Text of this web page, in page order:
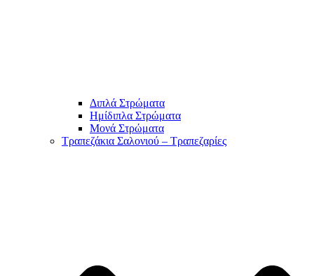
Διπλά Στρώματα
Ημίδιπλα Στρώματα
Μονά Στρώματα
Τραπεζάκια Σαλονιού – Τραπεζαρίες